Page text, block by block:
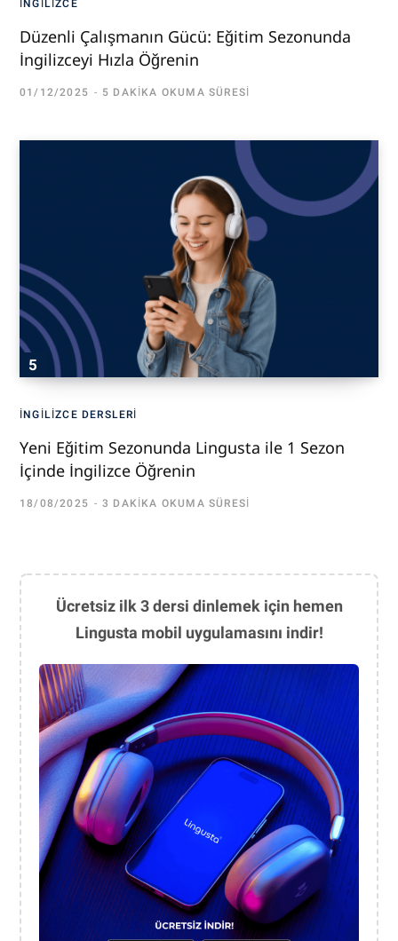
İNGILIZCE
Düzenli Çalışmanın Gücü: Eğitim Sezonunda
İngilizceyi Hızla Öğrenin
01/12/2025 5 DAKIKA OKUMA SÜRESI
İNGILIZCE DERSLERI
Yeni Eğitim Sezonunda Lingusta ile 1 Sezon
İçinde İngilizce Öğrenin
18/08/2025 3 DAKIKA OKUMA SÜRESI
Ücretsiz ilk 3 dersi dinlemek için hemen
Lingusta mobil uygulamasını indir!